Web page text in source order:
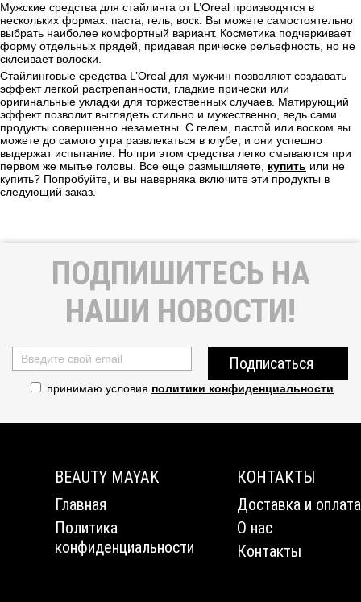
Мужские средства для стайлинга от L’Oreal производятся в
нескольких формах: паста, гель, воск. Вы можете самостоятельно
выбрать наиболее комфортный вариант. Косметика подчеркивает
форму отдельных прядей, придавая прическе рельефность, но не
склеивает волоски.
Стайлинговые средства L’Oreal для мужчин позволяют создавать
эффект легкой растрепанности, гладкие прически или
оригинальные укладки для торжественных случаев. Матирующий
эффект позволит выглядеть стильно и мужественно, ведь сами
продукты совершенно незаметны. С гелем, пастой или воском вы
можете до самого утра развлекаться в клубе, и они успешно
выдержат испытание. Но при этом средства легко смываются при
первом же мытье головы. Все еще размышляете, купить или не
купить? Попробуйте, и вы наверняка включите эти продукты в
следующий заказ.
ПОДПИШИТЕСЬ НА
НАШИ НОВОСТИ!
Подписаться
принимаю условия политики конфиденциальности
BEAUTY MAYAK
Главная
Политика
конфиденциальности
КОНТАКТЫ
Доставка и оплата
О нас
Контакты